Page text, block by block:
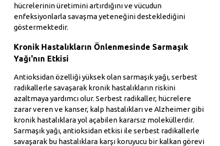
hücrelerinin üretimini artırdığını ve vücudun
enfeksiyonlarla savaşma yeteneğini desteklediğini
göstermektedir.
Kronik Hastalıkların Önlenmesinde Sarmaşık
Yağı'nın Etkisi
Antioksidan özelliği yüksek olan sarmaşık yağı, serbest
radikallerle savaşarak kronik hastalıkların riskini
azaltmaya yardımcı olur. Serbest radikaller, hücrelere
zarar veren ve kanser, kalp hastalıkları ve Alzheimer gibi
kronik hastalıklara yol açabilen kararsız moleküllerdir.
Sarmaşık yağı, antioksidan etkisi ile serbest radikallerle
savaşarak bu hastalıklara karşı koruyucu bir kalkan görevi